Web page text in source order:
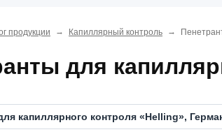
продукции → Капиллярный контроль →
для
капиллярного контроля «Helling»,